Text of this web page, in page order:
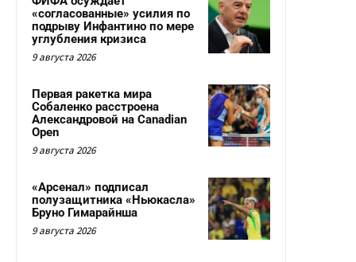
«согласованные» усилия по
подрыву Инфантино по мере
углубления кризиса
9 августа 2026
Первая ракетка мира
Собаленко расстроена
Александровой на Canadian
Open
9 августа 2026
«Арсенал» подписал
полузащитника «Ньюкасла»
Бруно Гимарайнша
9 августа 2026